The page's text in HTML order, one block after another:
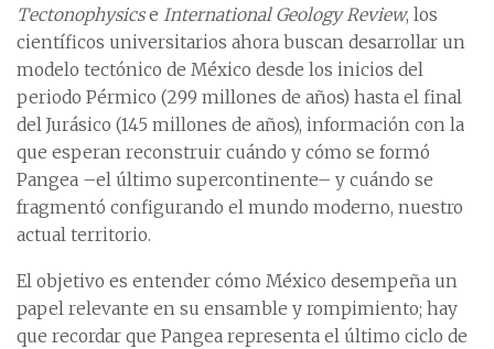
Tectonophysicse International Geology Review, los
científicos universitarios ahora buscan desarrollar un
modelo tectónico de México desde los inicios del
periodo Pérmico (299 millones de años) hasta el final
del Jurásico (145 millones de años), información con la
que esperan reconstruir cuándo y cómo se formó
Pangea –el último supercontinente– y cuándo se
fragmentó configurando el mundo moderno, nuestro
actual territorio.
El objetivo es entender cómo México desempeña un
papel relevante en su ensamble y rompimiento; hay
que recordar que Pangea representa el último ciclo de